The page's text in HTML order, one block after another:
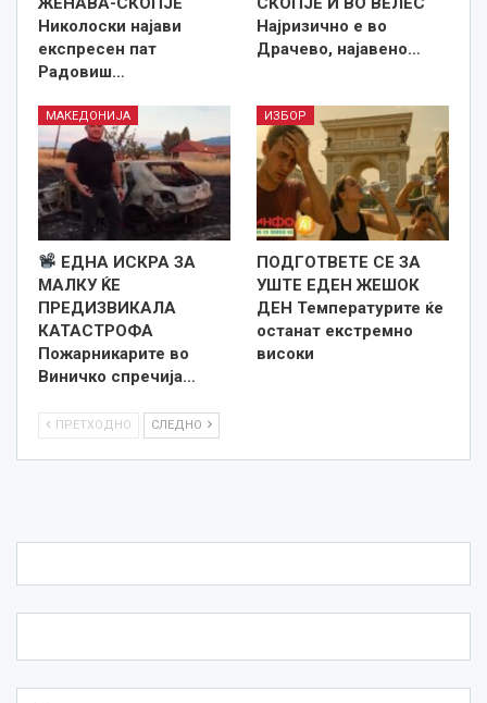
Николоски најави
експресен пат
Радовиш…
Најризично е во
Драчево, најавено…
МАКЕДОНИЈА
ЕДНА ИСКРА ЗА
МАЛКУ ЌЕ
ПРЕДИЗВИКАЛА
КАТАСТРОФА
Пожарникарите во
Виничко спречија…
ИЗБОР
ПОДГОТВЕТЕ СЕ ЗА
УШТЕ ЕДЕН ЖЕШОК
ДЕН Температурите ќе
останат екстремно
високи
ПРЕТХОДНО СЛЕДНО